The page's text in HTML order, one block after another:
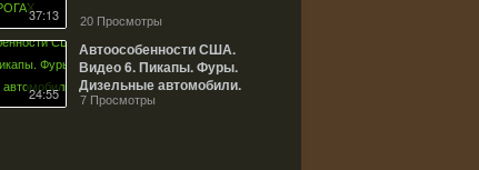
37:13 20 Просмотры
24:55
Автоособенности США.
Видео 6. Пикапы. Фуры.
Дизельные автомобили.
Прицепы.
7 Просмотры